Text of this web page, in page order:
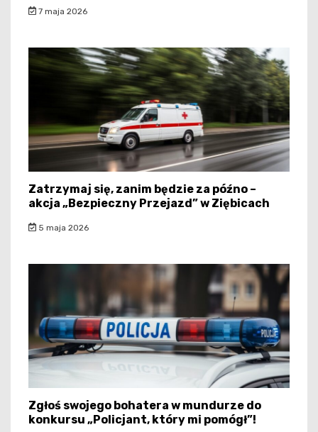
7 maja 2026
Zatrzymaj się, zanim będzie za późno –
akcja „Bezpieczny Przejazd” w Ziębicach
5 maja 2026
Zgłoś swojego bohatera w mundurze do
konkursu „Policjant, który mi pomógł”!